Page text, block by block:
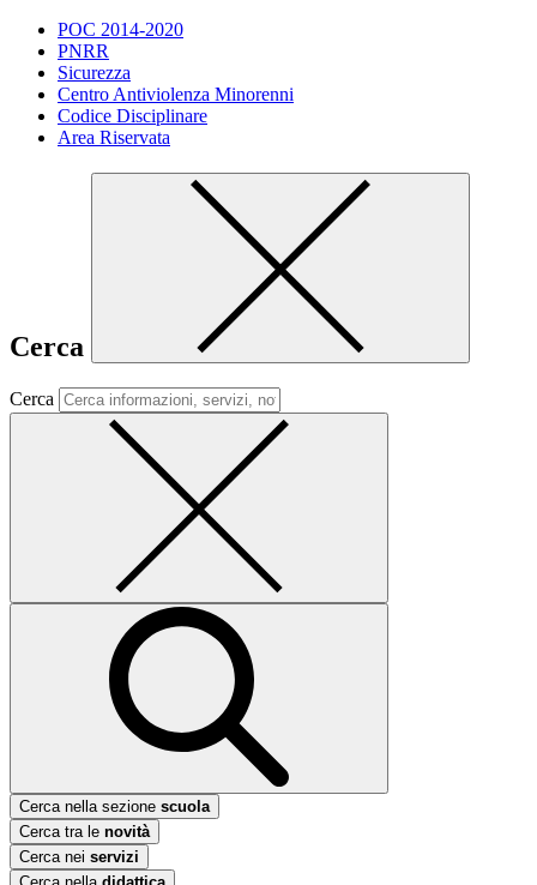
POC 2014-2020
PNRR
Sicurezza
Centro Antiviolenza Minorenni
Codice Disciplinare
Area Riservata
Cerca
Cerca
Cerca nella sezione scuola
Cerca tra le novità
Cerca nei servizi